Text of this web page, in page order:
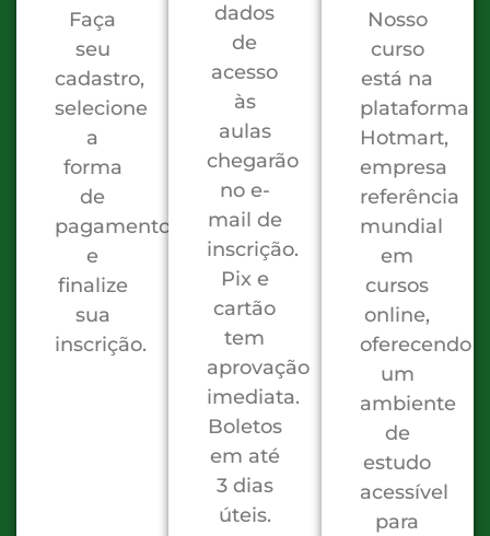
Faça
seu
cadastro,
selecione
a
forma
de
pagamento
e
finalize
sua
inscrição.
dados
de
acesso
às
aulas
chegarão
no e-
mail de
inscrição.
Pix e
cartão
tem
aprovação
imediata.
Boletos
em até
3 dias
úteis.
Nosso
curso
está na
plataforma
Hotmart,
empresa
referência
mundial
em
cursos
online,
oferecendo
um
ambiente
de
estudo
acessível
para